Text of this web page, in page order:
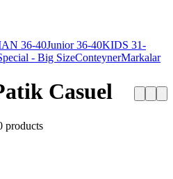
36-40Junior 36-40KIDS 31-
- Big SizeConteynerMarkalar
Casuel
products